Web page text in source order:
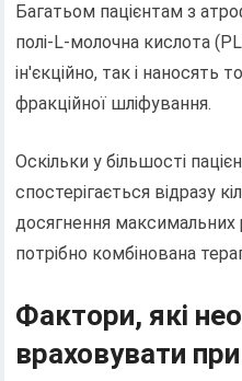
Багатьом пацієнтам з
полі-L-молочна кислота
ін'єкційно, так і наносять
фракційної шліфування.
Оскільки у більшості
спостерігається відразу
досягнення максимальних
потрібно комбінована
Фактори, які
враховувати